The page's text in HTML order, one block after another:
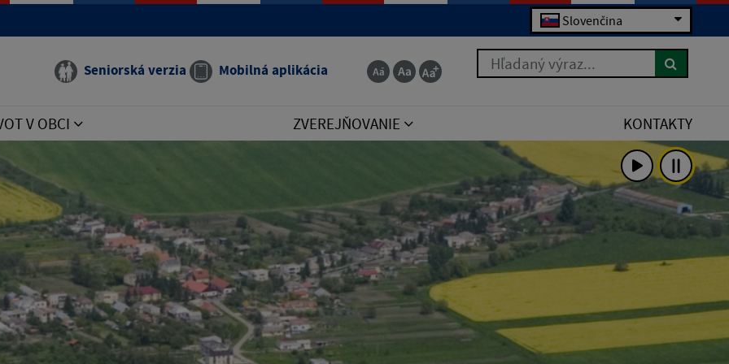
manual that corresponds to your MariaDB server version for the right syntax to use near 'order by poradie
Slovenčina
Seniorská verzia Mobilná aplikácia
Hľadaný výraz...
V OBCI ZVEREJŇOVANIE KONTAKTY